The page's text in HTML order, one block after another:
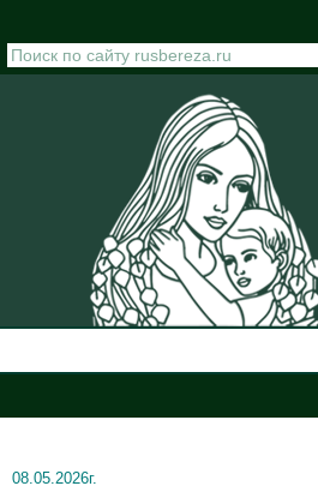
08.05.2026г.